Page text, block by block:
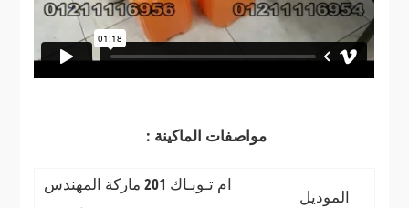
مواصفات الماكينة :
الموديل
ام تـوبـاك 201 ماركة المهندس